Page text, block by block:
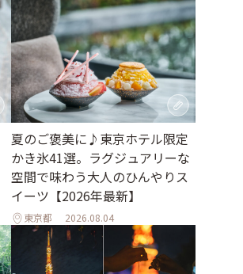
夏のご褒美に♪東京ホテル限定
かき氷41選。ラグジュアリーな
空間で味わう大人のひんやりス
イーツ【2026年最新】
東京都 2026.08.04